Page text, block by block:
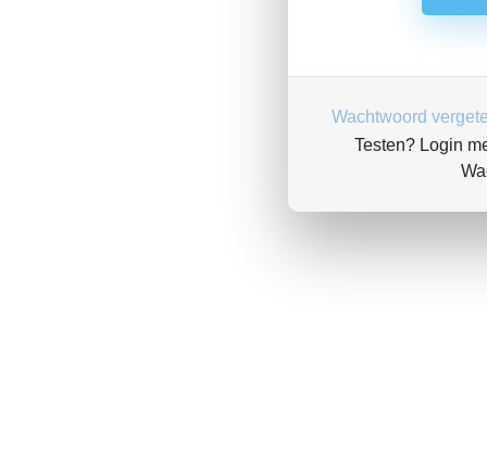
Wachtwoord
Testen? Login